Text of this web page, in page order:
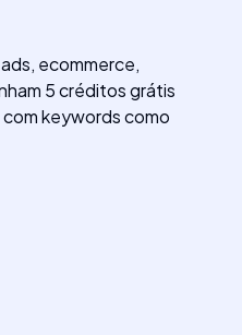
ecommerce,
5 créditos grátis
keywords como